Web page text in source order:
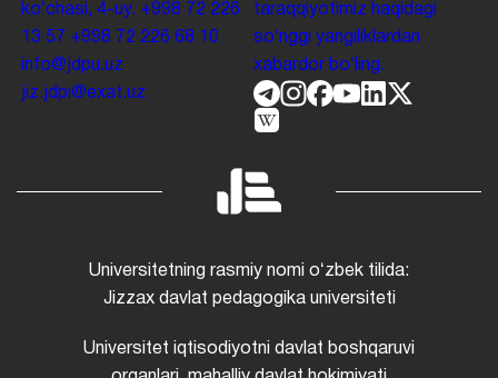
koʻchasi, 4-uy. +998 72 226
13 57 +998 72 226 68 10
info@jdpu.uz
jiz.jdpi@exat.uz
taraqqiyotimiz haqidagi
soʻnggi yangiliklardan
xabardor boʻling.
Universitetning rasmiy nomi oʻzbek tilida:
Jizzax davlat pedagogika universiteti
Universitet iqtisodiyotni davlat boshqaruvi